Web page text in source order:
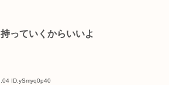
っていくからいいよ
ID:ySmyq0p40